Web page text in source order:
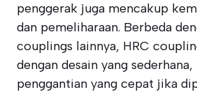
penggerak juga mencakup
dan pemeliharaan. Berbeda
couplings lainnya, HRC
dengan desain yang
penggantian yang cepat jika